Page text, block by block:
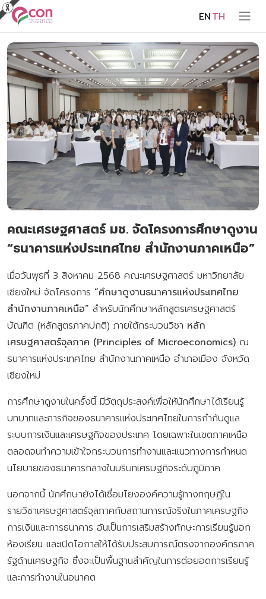
ENTH
คณะเศรษฐศาสตร์ มช. จัดโครงการศึกษาดูงาน
“ธนาคารแห่งประเทศไทย สำนักงานภาคเหนือ”
เมื่อวันพุธที่ 3 สิงหาคม 2568 คณะเศรษฐศาสตร์ มหาวิทยาลัย
เชียงใหม่ จัดโครงการ “ศึกษาดูงานธนาคารแห่งประเทศไทย
สำนักงานภาคเหนือ” สำหรับนักศึกษาหลักสูตรเศรษฐศาสตร์
บัณฑิต (หลักสูตรภาคปกติ) ภายใต้กระบวนวิชา หลัก
เศรษฐศาสตร์จุลภาค (Principles of Microeconomics) ณ
ธนาคารแห่งประเทศไทย สำนักงานภาคเหนือ อำเภอเมือง จังหวัด
เชียงใหม่
การศึกษาดูงานในครั้งนี้ มีวัตถุประสงค์เพื่อให้นักศึกษาได้เรียนรู้
บทบาทและภารกิจของธนาคารแห่งประเทศไทยในการกำกับดูแล
ระบบการเงินและเศรษฐกิจของประเทศ โดยเฉพาะในเขตภาคเหนือ
ตลอดจนทำความเข้าใจกระบวนการทำงานและแนวทางการกำหนด
นโยบายของธนาคารกลางในบริบทเศรษฐกิจระดับภูมิภาค
นอกจากนี้ นักศึกษายังได้เชื่อมโยงองค์ความรู้ทางทฤษฎีใน
รายวิชาเศรษฐศาสตร์จุลภาคกับสถานการณ์จริงในภาคเศรษฐกิจ
การเงินและการธนาคาร อันเป็นการเสริมสร้างทักษะการเรียนรู้นอก
ห้องเรียน และเปิดโอกาสให้ได้รับประสบการณ์ตรงจากองค์กรภาค
รัฐด้านเศรษฐกิจ ซึ่งจะเป็นพื้นฐานสำคัญในการต่อยอดการเรียนรู้
และการทำงานในอนาคต